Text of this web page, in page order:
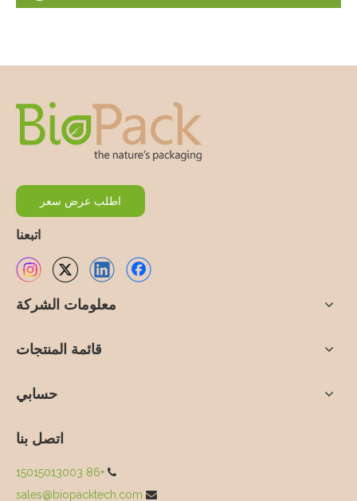
اطلب عرض سعر
اتبعنا
معلومات الشركة
قائمة المنتجات
حسابي
اتصل بنا

+86 15015013003

sales@biopacktech.com